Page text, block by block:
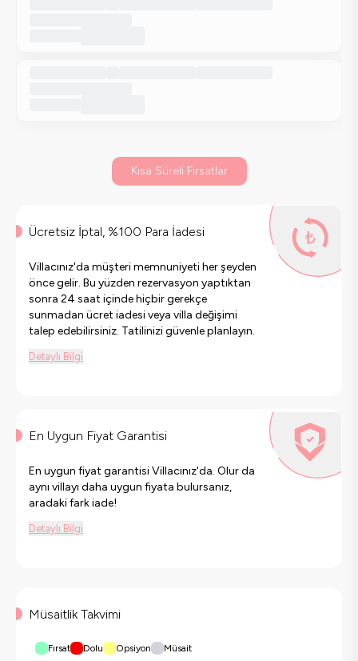
Kısa Süreli Fırsatlar
Ücretsiz İptal, %100 Para İadesi
Villacınız'da müşteri memnuniyeti her şeyden
önce gelir. Bu yüzden rezervasyon yaptıktan
sonra 24 saat içinde hiçbir gerekçe
sunmadan ücret iadesi veya villa değişimi
talep edebilirsiniz. Tatilinizi güvenle planlayın.
Detaylı Bilgi
En Uygun Fiyat Garantisi
En uygun fiyat garantisi Villacınız'da. Olur da
aynı villayı daha uygun fiyata bulursanız,
aradaki fark iade!
Detaylı Bilgi
Müsaitlik Takvimi
Fırsat Dolu Opsiyon Müsait